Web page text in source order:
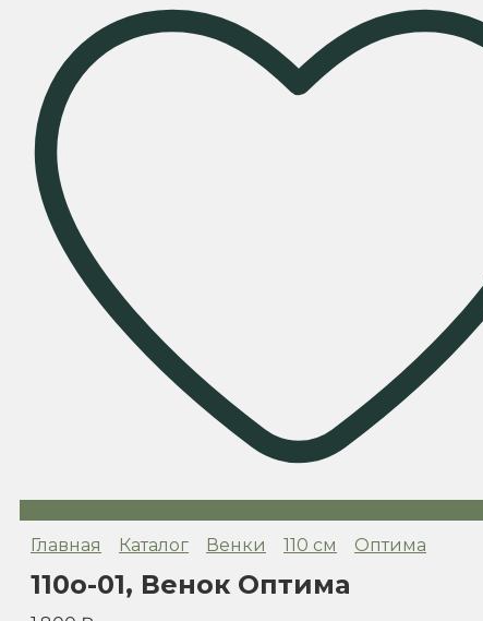
Главная Каталог Венки 110 см Оптима
110o-01, Венок Оптима